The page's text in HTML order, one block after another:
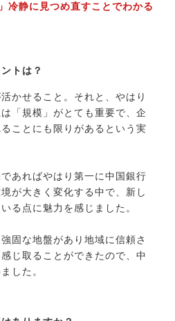
冷静に見つめ直すことでわかる
トは？
かせること。それと、やはり
「規模」がとても重要で、企
ことにも限りがあるという実
あればやはり第一に中国銀行
が大きく変化する中で、新し
る点に魅力を感じました。
固な地盤があり地域に信頼さ
じ取ることができたので、中
した。